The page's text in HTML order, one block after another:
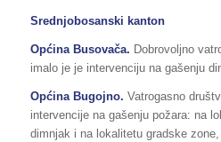
Srednjobosanski kanton
Općina Busovača. Dobrovoljno
imalo je je intervenciju na gašenju
Općina Bugojno. Vatrogasno
intervencije na gašenju požara: na
dimnjak i na lokalitetu gradske